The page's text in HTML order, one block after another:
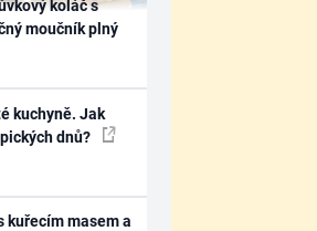
koláč s
moučník plný
kuchyně. Jak
dnů?
kuřecím masem a